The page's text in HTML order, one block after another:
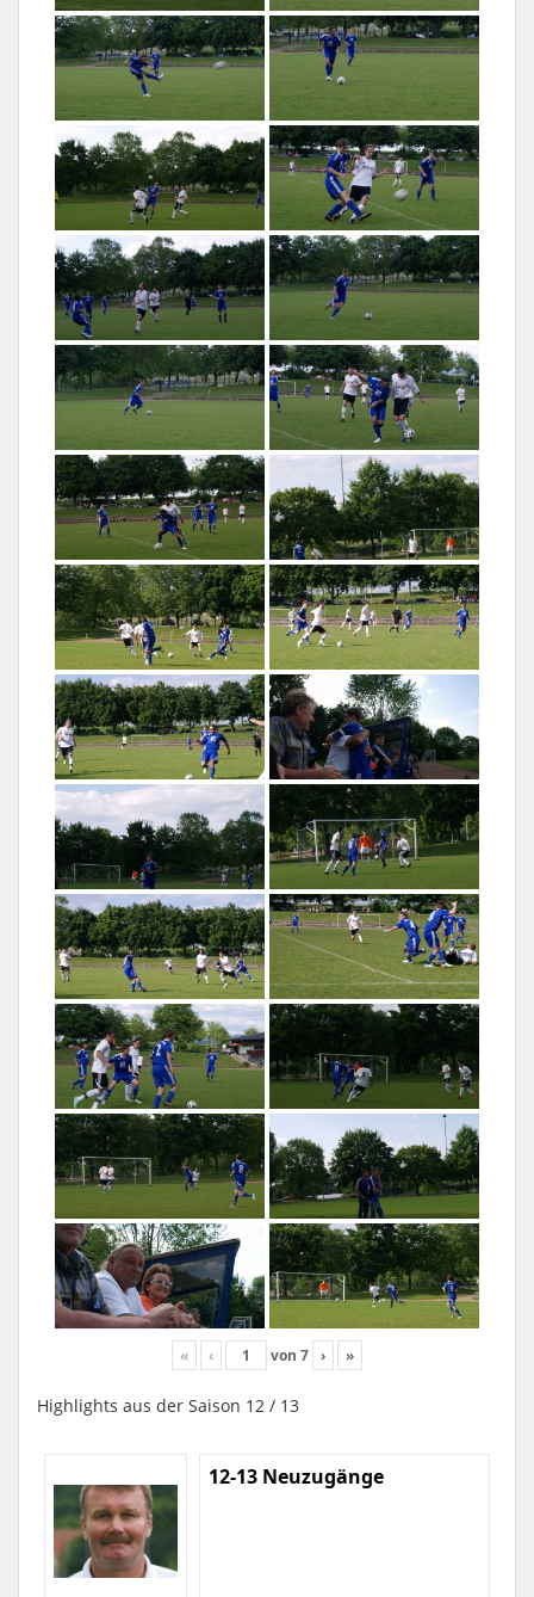
« ‹ von 7 › »
Highlights aus der Saison 12 / 13
12-13 Neuzugänge